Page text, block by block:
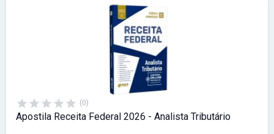
(0)
Apostila Receita Federal 2026 - Analista Tributário